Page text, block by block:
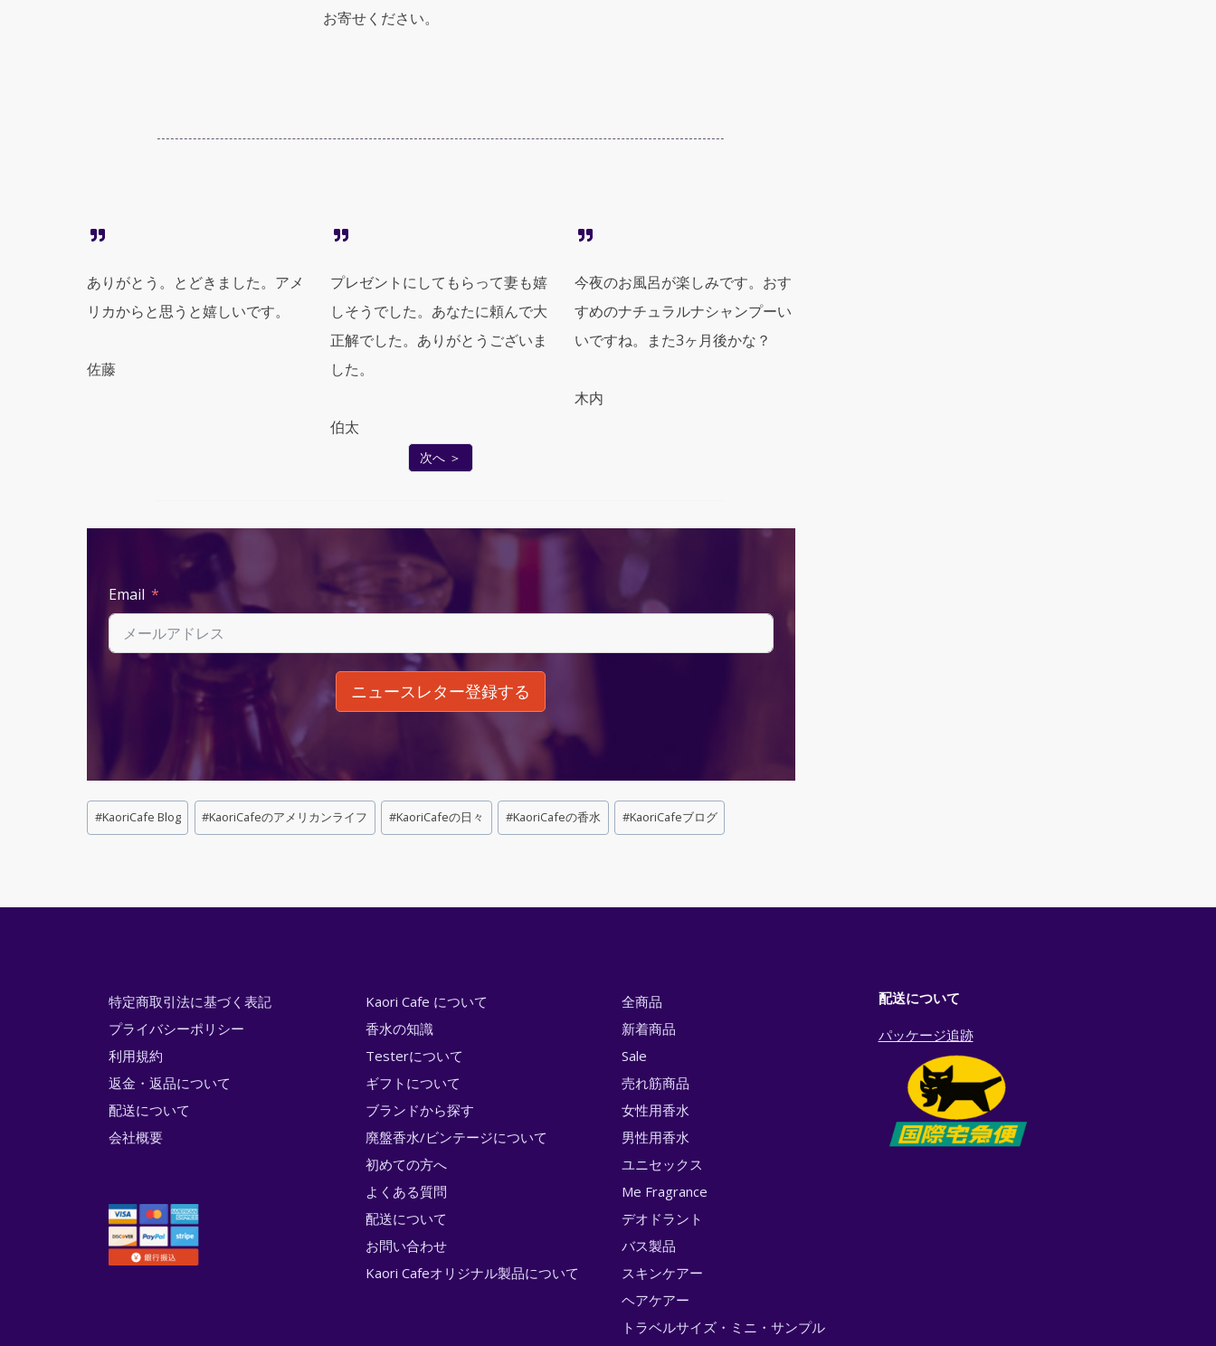
お寄せください。
ありがとう。とどきました。アメ
リカからと思うと嬉しいです。
佐藤
プレゼントにしてもらって妻も嬉
しそうでした。あなたに頼んで大
正解でした。ありがとうございま
した。
伯太
今夜のお風呂が楽しみです。おす
すめのナチュラルナシャンプーい
いですね。また3ヶ月後かな？
木内
次へ ＞
Email
ニュースレター登録する
Post
Tags:
#KaoriCafe Blog #KaoriCafeのアメリカンライフ #KaoriCafeの日々 #KaoriCafeの香水 #KaoriCafeブログ
特定商取引法に基づく表記
プライバシーポリシー
利用規約
返金・返品について
配送について
会社概要
Kaori Cafe について
香水の知識
Testerについて
ギフトについて
ブランドから探す
廃盤香水/ビンテージについて
初めての方へ
よくある質問
配送について
お問い合わせ
Kaori Cafeオリジナル製品について
全商品
新着商品
Sale
売れ筋商品
女性用香水
男性用香水
ユニセックス
Me Fragrance
デオドラント
バス製品
スキンケアー
ヘアケアー
トラベルサイズ・ミニ・サンプル
配送について
パッケージ追跡